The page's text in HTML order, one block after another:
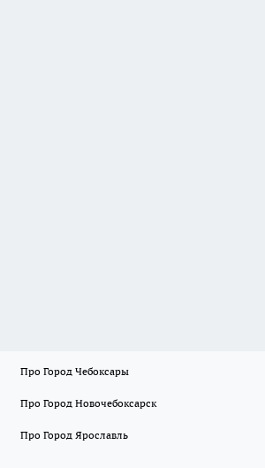
Про Город Чебоксары
Про Город Новочебоксарск
Про Город Ярославль